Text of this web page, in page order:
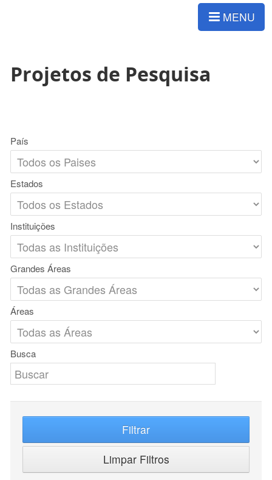
MENU
Projetos de Pesquisa
País
Estados
Instituições
Grandes Áreas
Áreas
Busca
Filtrar
Limpar Filtros